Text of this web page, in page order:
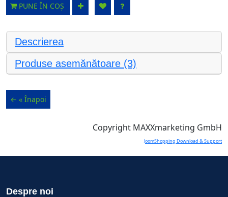
PUNE ÎN COȘ
Descrierea
Produse asemănătoare (3)
Copyright MAXXmarketing GmbH
JoomShopping Download & Support
Despre noi